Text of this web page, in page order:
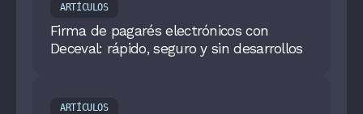
ARTÍCULOS
Firma de pagarés electrónicos con
Deceval: rápido, seguro y sin desarrollos
ARTÍCULOS